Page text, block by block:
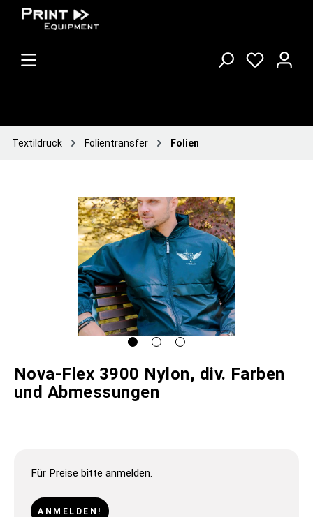
Textildruck Folientransfer Folien
Nova-Flex 3900 Nylon, div. Farben
und Abmessungen
Für Preise bitte anmelden.
ANMELDEN!